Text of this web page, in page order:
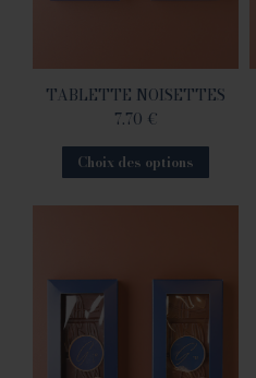
TABLETTE NOISETTES
7.70 €
Choix des options